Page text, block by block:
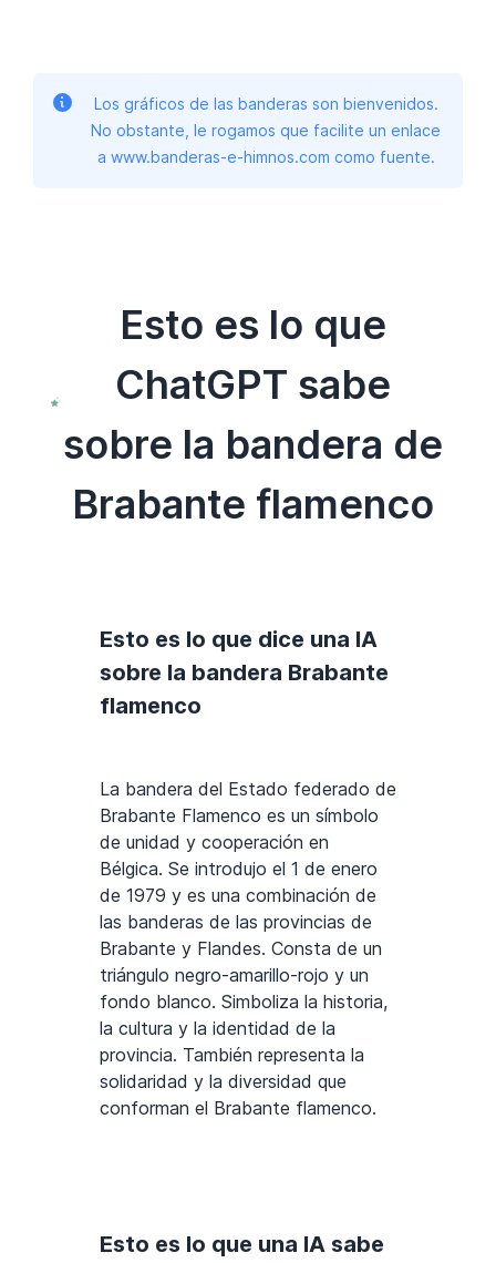
Los gráficos de las banderas son bienvenidos.
No obstante, le rogamos que facilite un enlace
a www.banderas-e-himnos.com como fuente.
Esto es lo que
ChatGPT sabe
sobre la bandera de
Brabante flamenco
Esto es lo que dice una IA
sobre la bandera Brabante
flamenco
La bandera del Estado federado de
Brabante Flamenco es un símbolo
de unidad y cooperación en
Bélgica. Se introdujo el 1 de enero
de 1979 y es una combinación de
las banderas de las provincias de
Brabante y Flandes. Consta de un
triángulo negro-amarillo-rojo y un
fondo blanco. Simboliza la historia,
la cultura y la identidad de la
provincia. También representa la
solidaridad y la diversidad que
conforman el Brabante flamenco.
Esto es lo que una IA sabe